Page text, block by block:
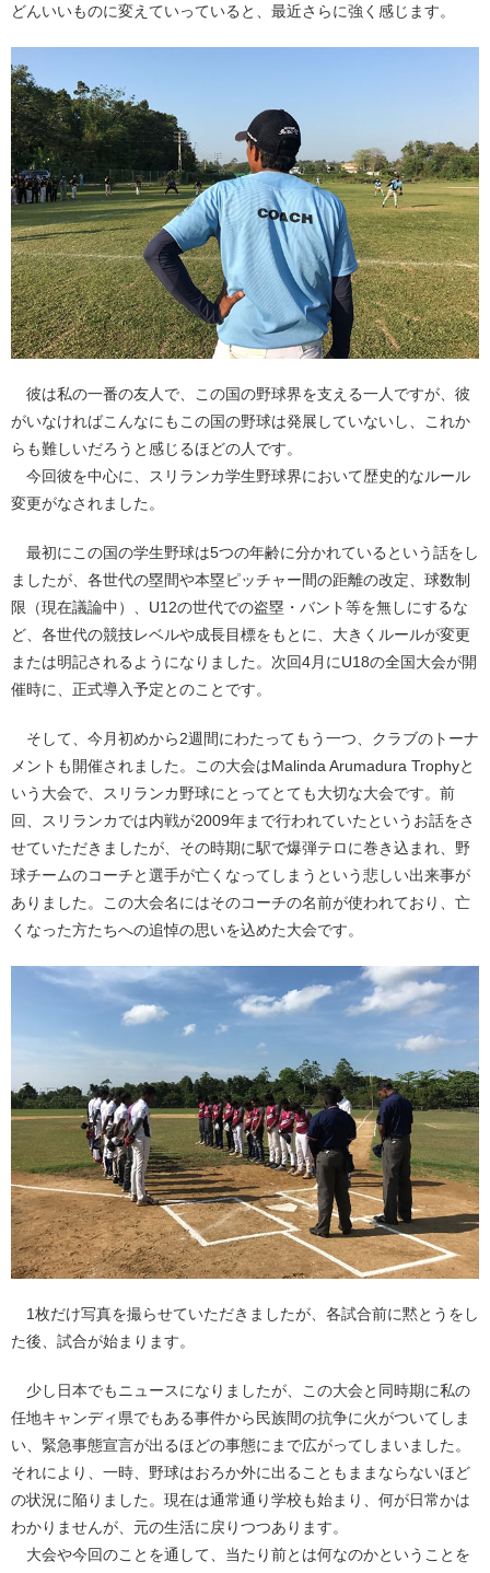
どんいいものに変えていっていると、最近さらに強く感じます。
彼は私の一番の友人で、この国の野球界を支える一人ですが、彼
がいなければこんなにもこの国の野球は発展していないし、これか
らも難しいだろうと感じるほどの人です。
今回彼を中心に、スリランカ学生野球界において歴史的なルール
変更がなされました。
最初にこの国の学生野球は5つの年齢に分かれているという話をし
ましたが、各世代の塁間や本塁ピッチャー間の距離の改定、球数制
限（現在議論中）、U12の世代での盗塁・バント等を無しにするな
ど、各世代の競技レベルや成長目標をもとに、大きくルールが変更
または明記されるようになりました。次回4月にU18の全国大会が開
催時に、正式導入予定とのことです。
そして、今月初めから2週間にわたってもう一つ、クラブのトーナ
メントも開催されました。この大会はMalinda Arumadura Trophyと
いう大会で、スリランカ野球にとってとても大切な大会です。前
回、スリランカでは内戦が2009年まで行われていたというお話をさ
せていただきましたが、その時期に駅で爆弾テロに巻き込まれ、野
球チームのコーチと選手が亡くなってしまうという悲しい出来事が
ありました。この大会名にはそのコーチの名前が使われており、亡
くなった方たちへの追悼の思いを込めた大会です。
1枚だけ写真を撮らせていただきましたが、各試合前に黙とうをし
た後、試合が始まります。
少し日本でもニュースになりましたが、この大会と同時期に私の
任地キャンディ県でもある事件から民族間の抗争に火がついてしま
い、緊急事態宣言が出るほどの事態にまで広がってしまいました。
それにより、一時、野球はおろか外に出ることもままならないほど
の状況に陥りました。現在は通常通り学校も始まり、何が日常かは
わかりませんが、元の生活に戻りつつあります。
大会や今回のことを通して、当たり前とは何なのかということを